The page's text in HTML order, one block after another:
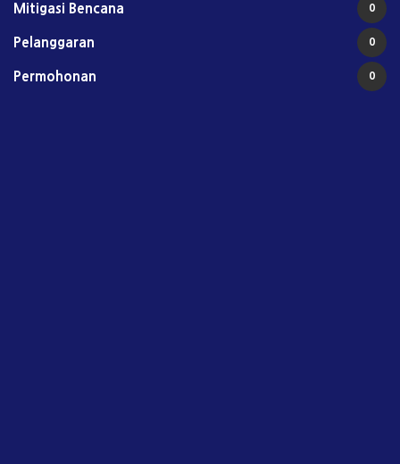
Mitigasi Bencana 0
Pelanggaran 0
Permohonan 0